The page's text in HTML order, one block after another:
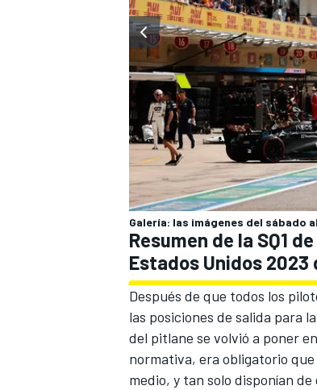
Galería: las imágenes del sábado
Resumen de la SQ1
Estados Unidos 2023
Después de que todos los
las posiciones de salida para
del pitlane se volvió a poner
normativa, era obligatorio
medio, y tan solo disponían